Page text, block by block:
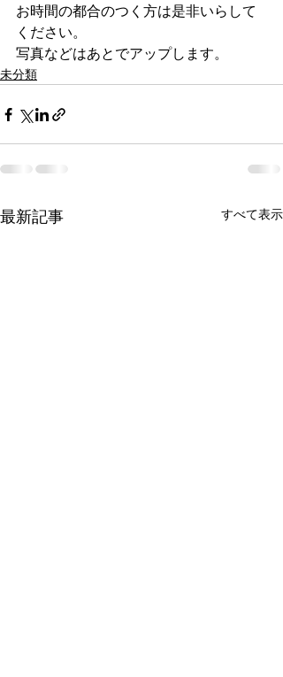
お時間の都合のつく方は是非いらして
ください。
写真などはあとでアップします。
未分類
最新記事 すべて表示